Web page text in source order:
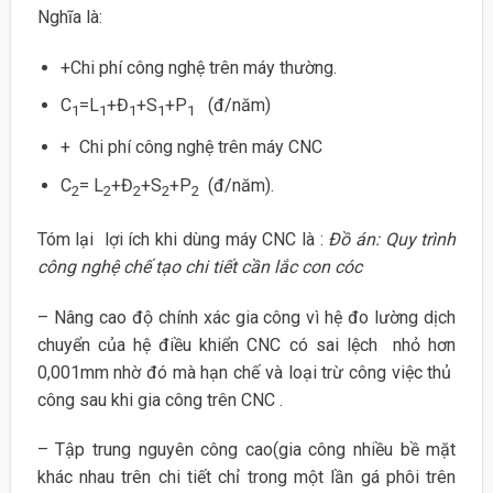
Nghĩa là:
+Chi phí công nghệ trên máy thường.
C1 =L1+Đ1+S1+P1
(đ/năm)
+ Chi phí công nghệ trên máy CNC
C2= L2+Đ2+S2+P2 (đ/năm).
Tóm lại lợi ích khi dùng máy CNC là : Đồ án: Quy trình
công nghệ chế tạo chi tiết cần lắc con cóc
– Nâng cao độ chính xác gia công vì hệ đo lường dịch
chuyển của hệ điều khiển CNC có sai lệch nhỏ hơn
0,001mm nhờ đó mà hạn chế và loại trừ công việc thủ
công sau khi gia công trên CNC .
– Tập trung nguyên công cao(gia công nhiều bề mặt
khác nhau trên chi tiết chỉ trong một lần gá phôi trên